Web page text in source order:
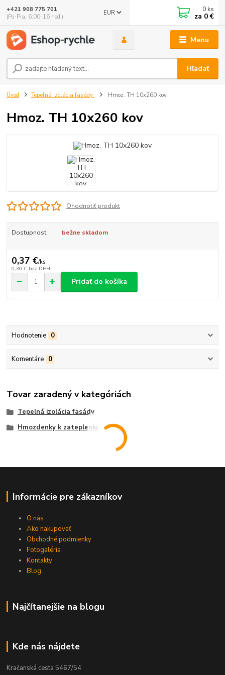
Menu
EUR
Hľadať
+421 908 775 701
(Po-Pia, 6:00-16 hod.)
0 ks
za 0 €
Úvod Tepelná izolácia fasády Hmoz. TH 10x260 kov
Hmoz. TH 10x260 kov
Ohodnotiť produkt
Dostupnosť bežne skladom
0,37 €/ks
0,30 € bez DPH
Pridať do košíka
Hodnotenie 0
Komentáre 0
Tovar zaradený v kategóriách
Tepelná izolácia fasády
Hmozdenky k zatepleniu
Informácie pre zákazníkov
O nás
Ako nakupovať
Obchodné podmienky
Fotogaléria
Kontakty
Blog
Najčítanejšie na blogu
Kde nás nájdete
Kračanská cesta 5467/54